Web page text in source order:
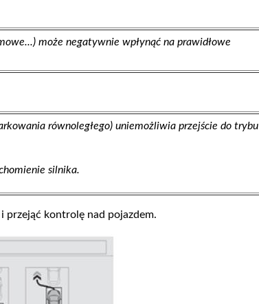
może negatywnie wpłynąć na prawidłowe
równoległego) uniemożliwia przejście do trybu
silnika.
kontrolę nad pojazdem.